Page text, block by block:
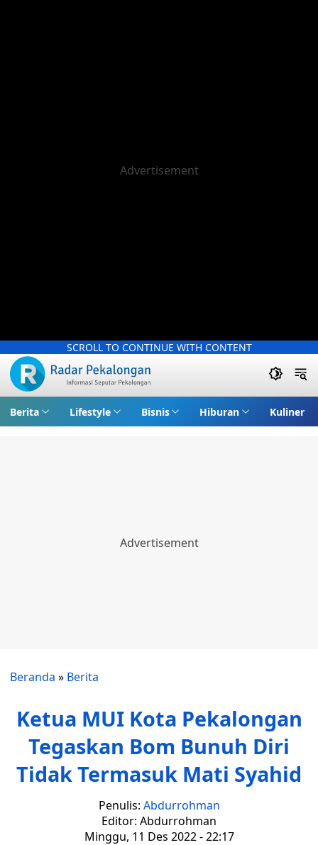
SCROLL TO CONTINUE WITH CONTENT
Berita Lifestyle Bisnis Hiburan Kuliner
Beranda » Berita
Ketua MUI Kota Pekalongan
Tegaskan Bom Bunuh Diri
Tidak Termasuk Mati Syahid
Penulis: Abdurrohman
Editor: Abdurrohman
Minggu, 11 Des 2022 - 22:17